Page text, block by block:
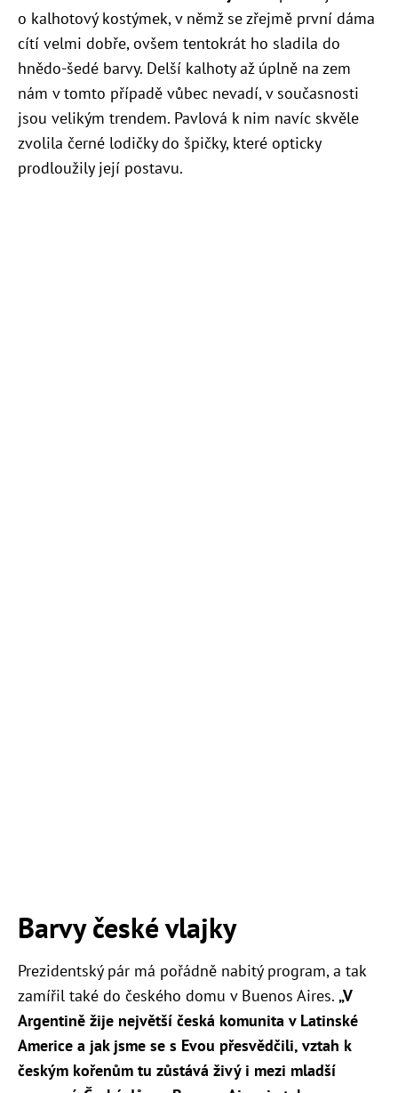
o kalhotový kostýmek, v němž se zřejmě první dáma
cítí velmi dobře, ovšem tentokrát ho sladila do
hnědo-šedé barvy. Delší kalhoty až úplně na zem
nám v tomto případě vůbec nevadí, v současnosti
jsou velikým trendem. Pavlová k nim navíc skvěle
zvolila černé lodičky do špičky, které opticky
prodloužily její postavu.
Barvy české vlajky
Prezidentský pár má pořádně nabitý program, a tak
zamířil také do českého domu v Buenos Aires. „V
Argentině žije největší česká komunita v Latinské
Americe a jak jsme se s Evou přesvědčili, vztah k
českým kořenům tu zůstává živý i mezi mladší